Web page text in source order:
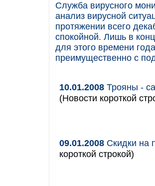
Служба вирусного
анализ вирусной
протяжении всего
спокойной. Лишь в
для этого времени
преимущественно с
10.01.2008 Трояны -
(Новости короткой
09.01.2008 Скидки на
короткой строкой)